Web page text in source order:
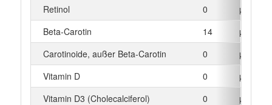
Retinol
0
µg
Beta‑Carotin
14
µg
Carotinoide, außer Beta-Carotin
0
µg
Vitamin D
0
µg
Vitamin D3 (Cholecalciferol)
0
µg